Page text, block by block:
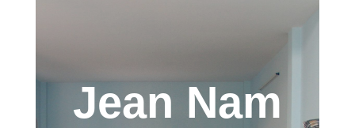
Jean Nam